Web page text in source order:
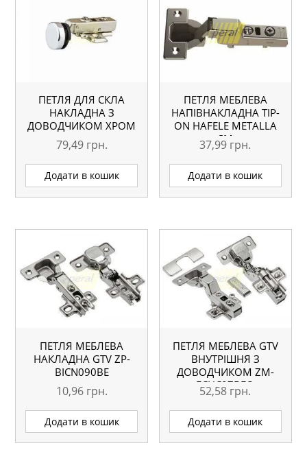
ПЕТЛЯ ДЛЯ СКЛА
НАКЛАДНА З
ДОВОДЧИКОМ ХРОМ
79,49 грн.
Додати в кошик
ПЕТЛЯ МЕБЛЕВА
НАПІВНАКЛАДНА TIP-
ON HAFELE METALLA
SM
37,99 грн.
Додати в кошик
ПЕТЛЯ МЕБЛЕВА
НАКЛАДНА GTV ZP-
BICN090BE
10,96 грн.
Додати в кошик
ПЕТЛЯ МЕБЛЕВА GTV
ВНУТРІШНЯ З
ДОВОДЧИКОМ ZM-
ECHC07BEO
52,58 грн.
Додати в кошик